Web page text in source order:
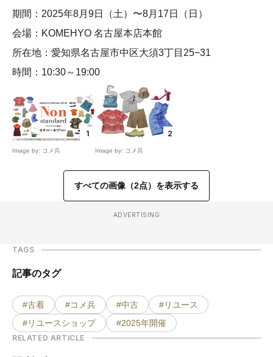
期間：2025年8月9日（土）〜8月17日（日）
会場：KOMEHYO 名古屋本店本館
所在地：愛知県名古屋市中区大須3丁目25−31
時間：10:30～19:00
1
Image by: コメ兵
2
Image by: コメ兵
すべての画像（2点）を表示する
ADVERTISING
TAGS
記事のタグ
#古着 #コメ兵 #中古
#リユース
#リユースショップ
#2025年開催
RELATED ARTICLE